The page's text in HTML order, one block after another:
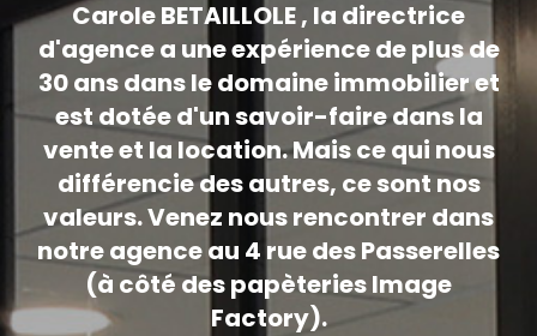
Carole BETAILLOLE , la directrice
d'agence a une expérience de plus de
30 ans dans le domaine immobilier et
est dotée d'un savoir-faire dans la
vente et la location. Mais ce qui nous
différencie des autres, ce sont nos
valeurs. Venez nous rencontrer dans
notre agence au 4 rue des Passerelles
(à côté des papèteries Image
Factory).